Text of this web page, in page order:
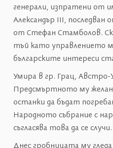
генерали, изпратени от
Александър III,
от Стефан Стамболов.
тъй като управлението
българските интереси
Умира в гр. Грац, Австро-
Предсмъртното му
останки да бъдат
Народното събрание с
съгласява това да се случи.
Днес гробницата му